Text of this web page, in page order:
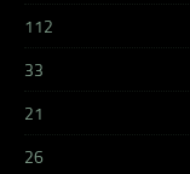
112
33
21
26